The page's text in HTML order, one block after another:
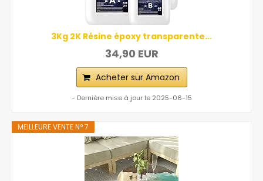
3Kg 2K Résine époxy transparente...
34,90 EUR
Acheter sur Amazon
- Dernière mise à jour le 2025-06-15
MEILLEURE VENTE N° 7